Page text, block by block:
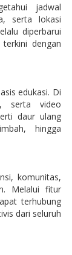
jadwal
serta lokasi
diperbarui
dengan
edukasi. Di
serta video
daur ulang
hingga
komunitas,
Melalui fitur
terhubung
dari seluruh